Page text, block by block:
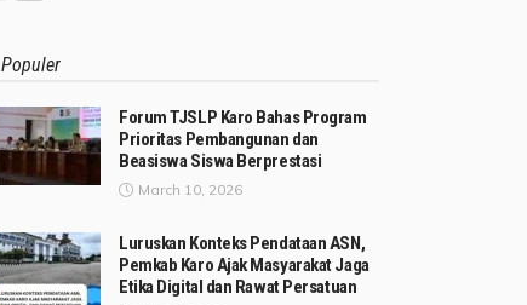
Populer
Forum TJSLP Karo Bahas Program
Prioritas Pembangunan dan
Beasiswa Siswa Berprestasi
March 10, 2026
Luruskan Konteks Pendataan ASN,
Pemkab Karo Ajak Masyarakat Jaga
Etika Digital dan Rawat Persatuan